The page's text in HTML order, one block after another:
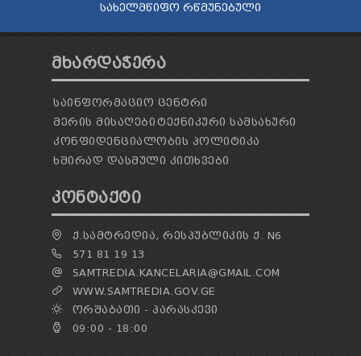
ᲡᲐᲮᲔᲚᲛᲬᲘᲤᲝ ᲠᲬᲛᲣᲜᲔᲑᲣᲚᲘ
ᲛᲮᲐᲠᲓᲐᲭᲔᲠᲐ
ᲡᲐᲘᲜᲤᲝᲠᲛᲐᲪᲘᲝ ᲪᲔᲜᲢᲠᲘ
ᲛᲔᲠᲘᲡ ᲛᲘᲡᲐᲦᲔᲑᲘᲢᲔᲥᲜᲘᲙᲣᲠᲘ ᲡᲐᲛᲡᲐᲮᲣᲠᲘ
ᲙᲝᲜᲤᲘᲓᲔᲜᲪᲘᲐᲚᲝᲑᲘᲡ ᲞᲝᲚᲘᲢᲘᲙᲐ
ᲮᲨᲘᲠᲐᲓ ᲓᲐᲡᲛᲣᲚᲘ ᲙᲘᲗᲮᲕᲔᲑᲘ
ᲙᲝᲜᲢᲐᲥᲢᲘ
Ქ.ᲡᲐᲛᲢᲠᲔᲓᲘᲐ, ᲠᲔᲡᲞᲣᲑᲚᲘᲙᲘᲡ Ქ. N6
571 81 19 13
SAMTREDIA.KANCELARIA@GMAIL.COM
WWW.SAMTREDIA.GOV.GE
ᲝᲠᲨᲐᲑᲐᲗᲘ - ᲞᲐᲠᲐᲡᲙᲔᲕᲘ
09:00 - 18:00